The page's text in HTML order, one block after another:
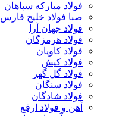
فولاد مبارکه سپاهان
صبا فولاد خلیج فارس
فولاد جهان آرا
فولاد هرمزگان
فولاد کاویان
فولاد کیش
فولاد گل گهر
فولاد سنگان
فولاد شادگان
آهن و فولاد ارفع